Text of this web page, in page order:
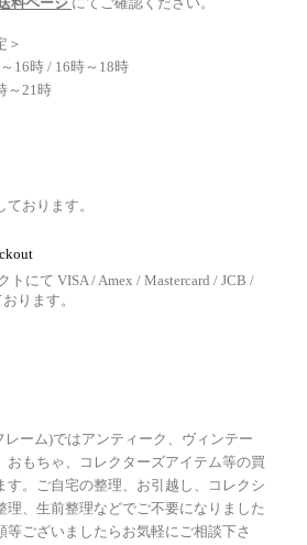
＞
16時 / 16時～18時
～21時
おります。
トにて VISA / Amex / Mastercard / JCB /
ります。
レーム)ではアンティーク、ヴィンテー
おもちゃ、コレクターズアイテム等の買
す。ご自宅の整理、お引越し、コレクシ
理、生前整理などでご不要になりました
等ございましたらお気軽にご相談下さ